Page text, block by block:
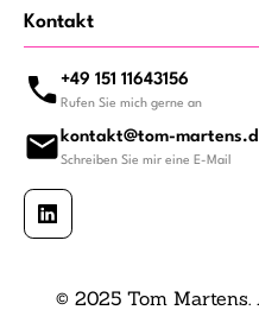
Kontakt
+49 151 11643156
Rufen Sie mich gerne an
kontakt@tom-
Schreiben Sie mir eine E-Mail
© 2025 Tom Martens.